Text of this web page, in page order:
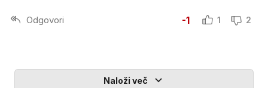
Odgovori -1 1 2
Naloži več